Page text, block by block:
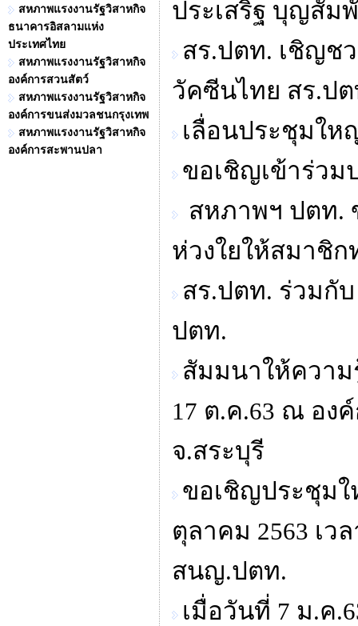
สหภาพแรงงานรัฐวิสาหกิจ
ธนาคารอิสลามแห่ง
ประเทศไทย
สหภาพแรงงานรัฐวิสาหกิจ
องค์การสวนสัตว์
สหภาพแรงงานรัฐวิสาหกิจ
องค์การขนส่งมวลชนกรุงเทพ
สหภาพแรงงานรัฐวิสาหกิจ
องค์การสะพานปลา
ประเสริฐ บุญสัม
สร.ปตท. เชิญช
วัคซีนไทย สร.ปต
เลื่อนประชุมให
ขอเชิญเข้าร่วม
สหภาพฯ ปตท.
ห่วงใยให้สมาชิ
สร.ปตท. ร่วมกั
ปตท.
สัมมนาให้ความ
17 ต.ค.63 ณ อง
จ.สระบุรี
ขอเชิญประชุมใ
ตุลาคม 2563 เว
สนญ.ปตท.
เมื่อวันที่ 7 ม.ค